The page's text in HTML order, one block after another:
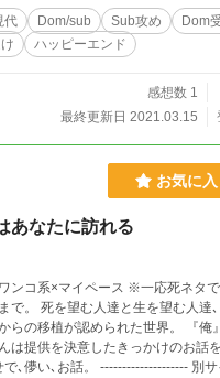
け ムーンライトノベルズにも転載
代 Dom/sub Sub攻め
Dom
ハッピーエンド
感想数 1
最終更新日 2021.03.15
お気に
あなたに訪れる
ンコ系×マイペース ※一応死ネタ
両方のために
認められた世界。 『俺』の提供者になっ
は提供を決意したきっかけのお話
､儚い､お話。 -------------------- 別